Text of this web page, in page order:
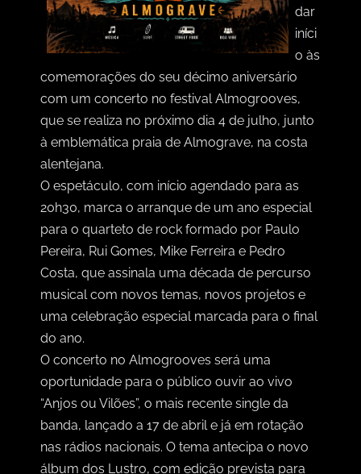
dar
iníci
o às
comemorações do seu décimo aniversário
com um concerto no festival Almogrooves,
que se realiza no próximo dia 4 de julho, junto
à emblemática praia de Almograve, na costa
alentejana.
O espetáculo, com início agendado para as
20h30, marca o arranque de um ano especial
para o quarteto de rock formado por Paulo
Pereira, Rui Gomes, Mike Ferreira e Pedro
Costa, que assinala uma década de percurso
musical com novos temas, novos projetos e
uma celebração especial marcada para o final
do ano.
O concerto no Almogrooves será uma
oportunidade para o público ouvir ao vivo
“Anjos ou Vilões”, o mais recente single da
banda, lançado a 17 de abril e já em rotação
nas rádios nacionais. O tema antecipa o novo
álbum dos Lustro, com edição prevista para